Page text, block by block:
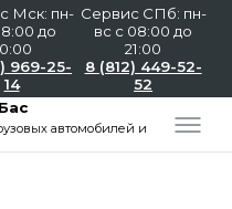
Мск: пн-
8:00 до
969-25-
14
Сервис СПб: пн-
вс с 08:00 до
21:00
8 (812) 449-52-
52
автомобилей и